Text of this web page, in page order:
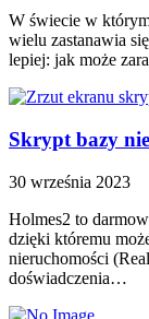
W świecie w
wielu zastanawia
lepiej: jak może
Skrypt bazy
30 września 2023
Holmes2 to
dzięki któremu
nieruchomości
doświadczenia…